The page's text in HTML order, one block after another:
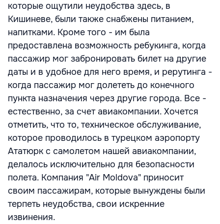
которые ощутили неудобства здесь, в
Кишиневе, были также снабжены питанием,
напитками. Кроме того - им была
предоставлена возможность ребукинга, когда
пассажир мог забронировать билет на другие
даты и в удобное для него время, и рерутинга -
когда пассажир мог долететь до конечного
пункта назначения через другие города. Все -
естественно, за счет авиакомпании. Хочется
отметить, что то, техническое обслуживание,
которое проводилось в турецком аэропорту
Ататюрк с самолетом нашей авиакомпании,
делалось исключительно для безопасности
полета. Компания "Air Moldova" приносит
своим пассажирам, которые вынуждены были
терпеть неудобства, свои искренние
извинения.